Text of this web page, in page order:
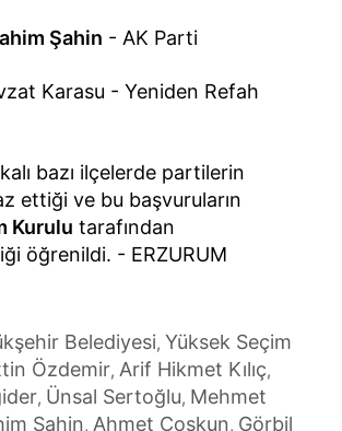
Şahin - AK Parti
Karasu - Yeniden Refah
bazı ilçelerde partilerin
ettiği ve bu başvuruların
Kurulu tarafından
öğrenildi. - ERZURUM
Belediyesi, Yüksek Seçim
Özdemir, Arif Hikmet Kılıç,
, Ünsal Sertoğlu, Mehmet
Şahin, Ahmet Coşkun, Görbil